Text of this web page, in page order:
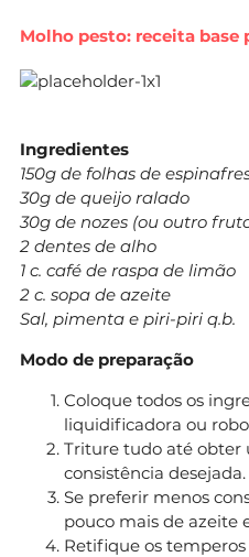
Molho pesto: receita base
Ingredientes
150g de folhas de
30g de queijo ralado
30g de nozes (ou outro
2 dentes de alho
1 c. café de raspa de limão
2 c. sopa de azeite
Sal, pimenta e piri-piri q.b.
Modo de preparação
Coloque todos os
liquidificadora ou
Triture tudo até obter
consistência desejada.
Se preferir menos
pouco mais de azeite
Retifique os